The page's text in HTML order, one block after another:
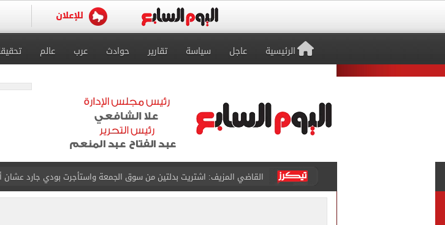
الرئيسية عاجل سياسة تقارير حوادث عرب عالم
برشلونة يطرح تذاكر مواجهة الأهلي على كأس خوان جامبر